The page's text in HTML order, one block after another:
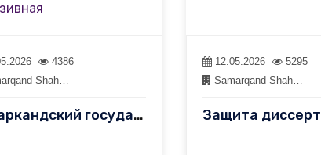
4386
Shah…
Самаркандский государственный педагогический институт Кафедра ру…
12.05.2026
5295
Samarqand Shah…